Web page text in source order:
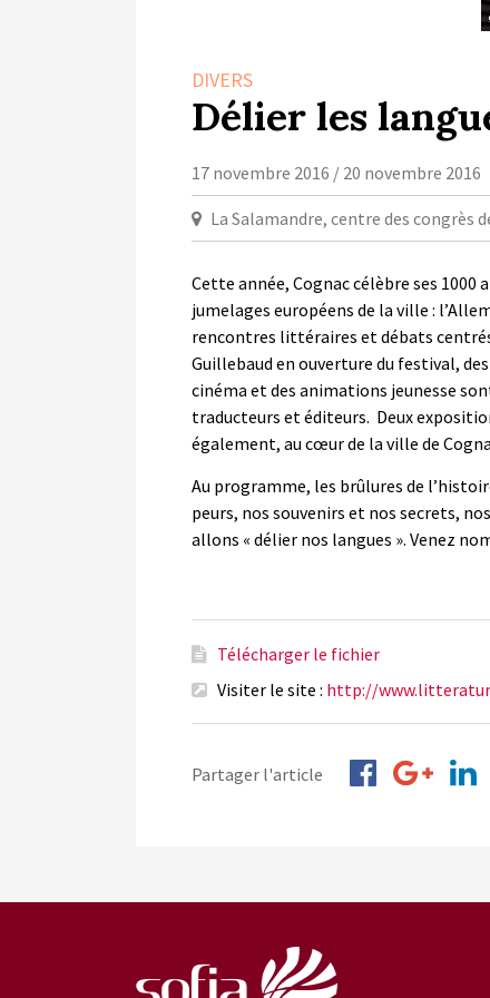
DIVERS
Délier les
17 novembre 2016 / 20 novembre 2016
La Salamandre, centre des congrès
Cette année, Cognac célèbre ses
jumelages européens de la ville :
rencontres littéraires et débats centrés
Guillebaud en ouverture du festival,
cinéma et des animations jeunesse
traducteurs et éditeurs. Deux
également, au cœur de la ville de
Au programme, les brûlures de
peurs, nos souvenirs et nos secrets,
allons « délier nos langues ». Venez
Télécharger le fichier
Visiter le site : http://
Partager l'article